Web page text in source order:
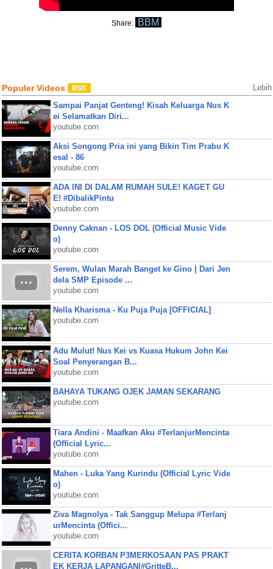
Share: BBM
Populer Videos Lebih
Sampai Panjat Genteng! Kisah Keluarga Nus K
ei Selamatkan Diri...
youtube.com
Aksi Songong Pria ini yang Bikin Tim Prabu K
esal - 86
youtube.com
ADA INI DI DALAM RUMAH SULE! KAGET GU
E! #DibalikPintu
youtube.com
Denny Caknan - LOS DOL (Official Music Vide
o)
youtube.com
Serem, Wulan Marah Banget ke Gino | Dari Jen
dela SMP Episode ...
youtube.com
Nella Kharisma - Ku Puja Puja [OFFICIAL]
youtube.com
Adu Mulut! Nus Kei vs Kuasa Hukum John Kei
Soal Penyerangan B...
youtube.com
BAHAYA TUKANG OJEK JAMAN SEKARANG
youtube.com
Tiara Andini - Maafkan Aku #TerlanjurMencinta
(Official Lyric...
youtube.com
Mahen - Luka Yang Kurindu (Official Lyric Vide
o)
youtube.com
Ziva Magnolya - Tak Sanggup Melupa #Terlanj
urMencinta (Offici...
youtube.com
CERITA KORBAN P3MERKOSAAN PAS PRAKT
EK KERJA LAPANGAN|#GritteB...